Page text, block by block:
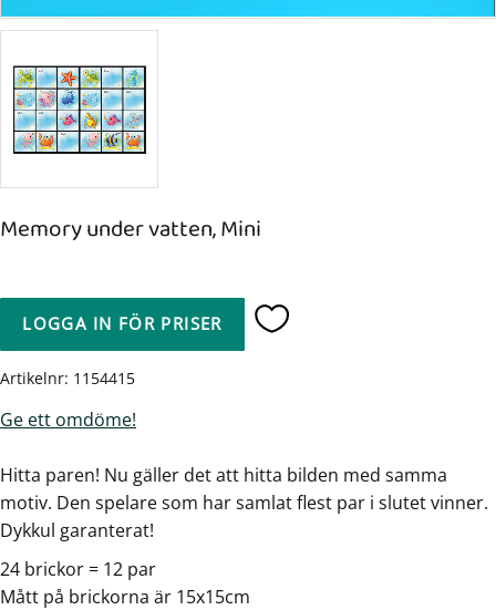
Memory under vatten, Mini
LOGGA IN FÖR PRISER Lägg till i favoriter
Artikelnr 1154415
Ge ett omdöme!
Hitta paren! Nu gäller det att hitta bilden med samma
motiv. Den spelare som har samlat flest par i slutet vinner.
Dykkul garanterat!
24 brickor = 12 par
Mått på brickorna är 15x15cm